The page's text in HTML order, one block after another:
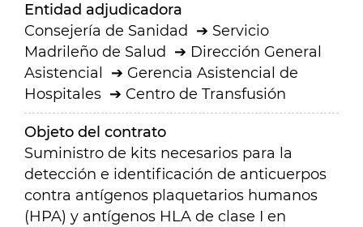
Entidad adjudicadora
Consejería de Sanidad
Servicio
Madrileño de Salud
Dirección General
Asistencial
Gerencia Asistencial de
Hospitales
Centro de Transfusión
Objeto del contrato
Suministro de kits necesarios para la
detección e identificación de anticuerpos
contra antígenos plaquetarios humanos
(HPA) y antígenos HLA de clase I en